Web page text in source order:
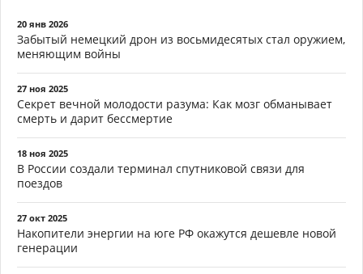
20 янв 2026
Забытый немецкий дрон из восьмидесятых стал оружием,
меняющим войны
27 ноя 2025
Секрет вечной молодости разума: Как мозг обманывает
смерть и дарит бессмертие
18 ноя 2025
В России создали терминал спутниковой связи для
поездов
27 окт 2025
Накопители энергии на юге РФ окажутся дешевле новой
генерации